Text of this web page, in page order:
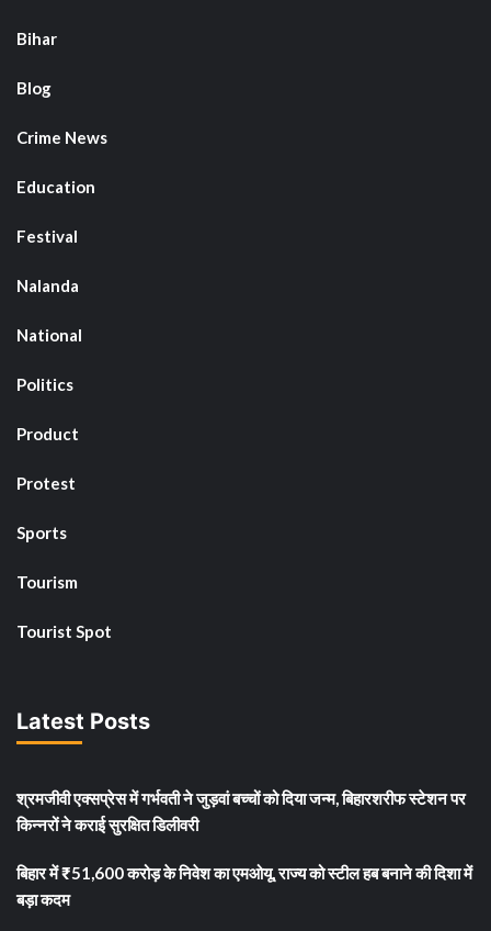
Bihar
Blog
Crime News
Education
Festival
Nalanda
National
Politics
Product
Protest
Sports
Tourism
Tourist Spot
Latest Posts
श्रमजीवी एक्सप्रेस में गर्भवती ने जुड़वां बच्चों को दिया जन्म, बिहारशरीफ स्टेशन पर
किन्नरों ने कराई सुरक्षित डिलीवरी
बिहार में ₹51,600 करोड़ के निवेश का एमओयू, राज्य को स्टील हब बनाने की दिशा में
बड़ा कदम